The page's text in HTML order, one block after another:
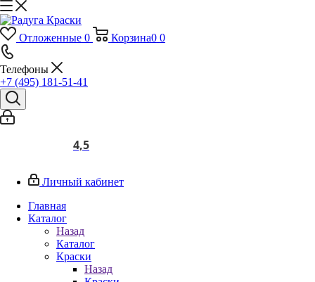
Отложенные 0 Корзина0 0
Телефоны
+7 (495) 181-51-41
4,5
Личный кабинет
Главная
Каталог
Назад
Каталог
Краски
Назад